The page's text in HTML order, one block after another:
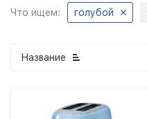
Что ищем: голубой
Название